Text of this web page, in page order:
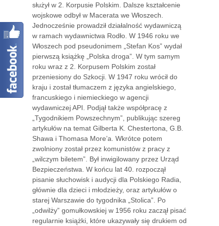
służył w 2. Korpusie Polskim. Dalsze kształcenie
wojskowe odbył w Macerata we Włoszech.
Jednocześnie prowadził działalność wydawniczą
w ramach wydawnictwa Rodło. W 1946 roku we
Włoszech pod pseudonimem „Stefan Kos” wydał
pierwszą książkę „Polska droga”. W tym samym
roku wraz z 2. Korpusem Polskim został
przeniesiony do Szkocji. W 1947 roku wrócił do
kraju i został tłumaczem z języka angielskiego,
francuskiego i niemieckiego w agencji
wydawniczej API. Podjął także współpracę z
„Tygodnikiem Powszechnym”, publikując szereg
artykułów na temat Gilberta K. Chestertona, G.B.
Shawa i Thomasa More’a. Wkrótce potem
zwolniony został przez komunistów z pracy z
„wilczym biletem”. Był inwigilowany przez Urząd
Bezpieczeństwa. W końcu lat 40. rozpoczął
pisanie słuchowisk i audycji dla Polskiego Radia,
głównie dla dzieci i młodzieży, oraz artykułów o
starej Warszawie do tygodnika „Stolica”. Po
„odwilży” gomułkowskiej w 1956 roku zaczął pisać
regularnie książki, które ukazywały się drukiem od